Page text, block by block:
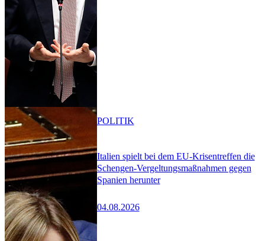
Italien spielt bei dem EU-Krisentreffen die
Schengen-Vergeltungsmaßnahmen gegen
Spanien herunter
04.08.2026
POLITIK